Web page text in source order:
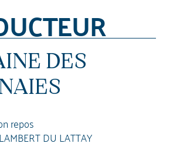
DES
repos
DU LATTAY